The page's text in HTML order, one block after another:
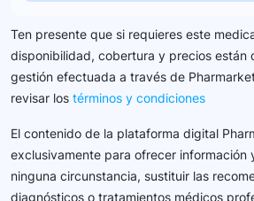
Ten presente que si requieres este
disponibilidad, cobertura y precios están
gestión efectuada a través de
revisar los términos y condiciones
El contenido de la plataforma digital
exclusivamente para ofrecer información
ninguna circunstancia, sustituir las
diagnósticos o tratamientos médicos